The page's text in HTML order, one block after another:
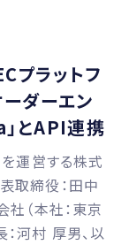
プラットフ
ダーエン
とAPI連携
運営する株式
取締役：田中
社（本社：東京
河村 厚男、以